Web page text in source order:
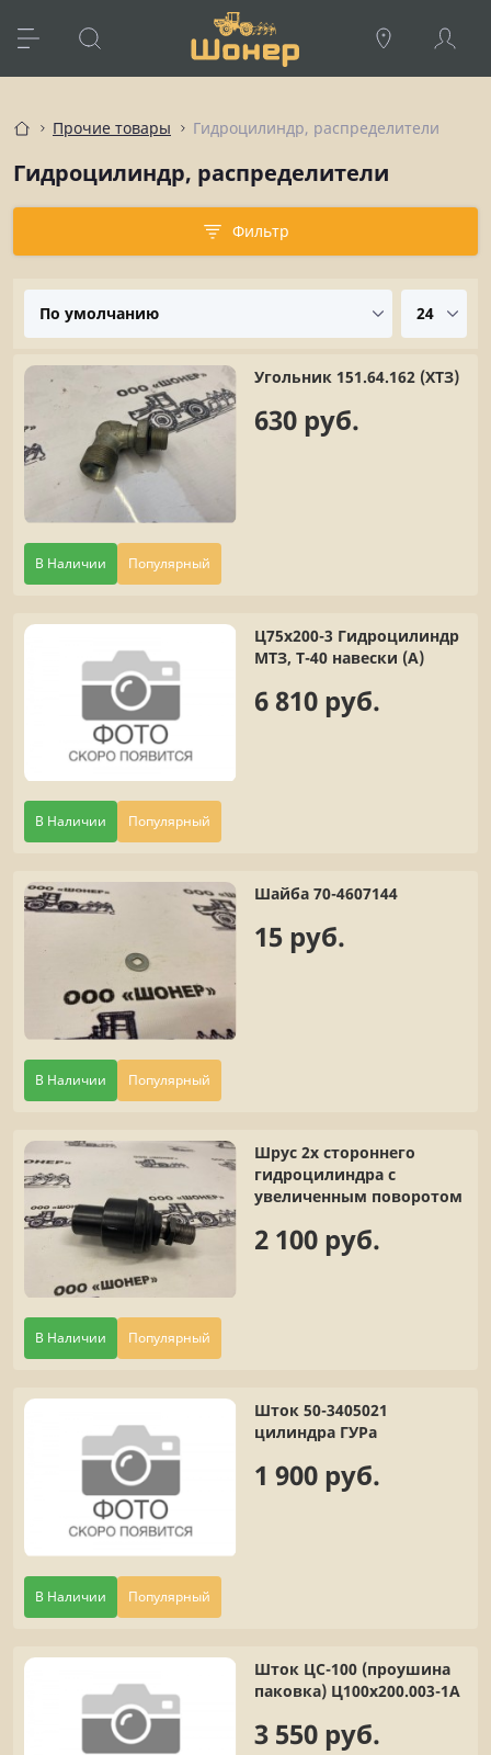
Прочие товары Гидроцилиндр, распределители
Гидроцилиндр, распределители
Фильтр
В Наличии Популярный
Угольник 151.64.162 (ХТЗ)
630 руб.
В Наличии Популярный
Ц75х200-3 Гидроцилиндр
МТЗ, Т-40 навески (А)
6 810 руб.
В Наличии Популярный
Шайба 70-4607144
15 руб.
В Наличии Популярный
Шрус 2х стороннего
гидроцилиндра с
увеличенным поворотом
2 100 руб.
В Наличии Популярный
Шток 50-3405021
цилиндра ГУРа
1 900 руб.
Шток ЦС-100 (проушина
паковка) Ц100х200.003-1А
3 550 руб.